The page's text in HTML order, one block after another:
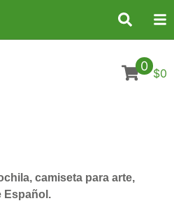
0 $0
camiseta para arte,
Español.